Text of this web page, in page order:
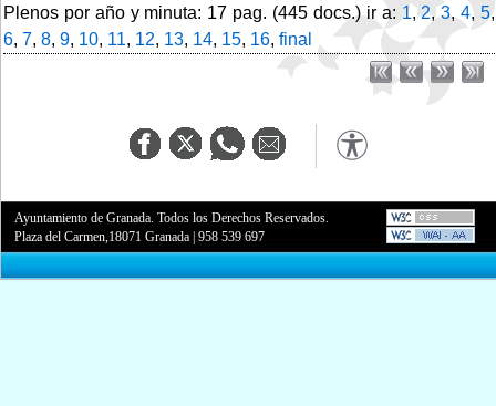
Plenos por año y minuta: 17 pag. (445 docs.) ir a: 1,2,3,4,5,
6, 7, 8, 9, 10, 11, 12, 13, 14, 15, 16, final
Ayuntamiento de Granada. Todos los Derechos Reservados.
Plaza del Carmen,18071 Granada |958 539 697